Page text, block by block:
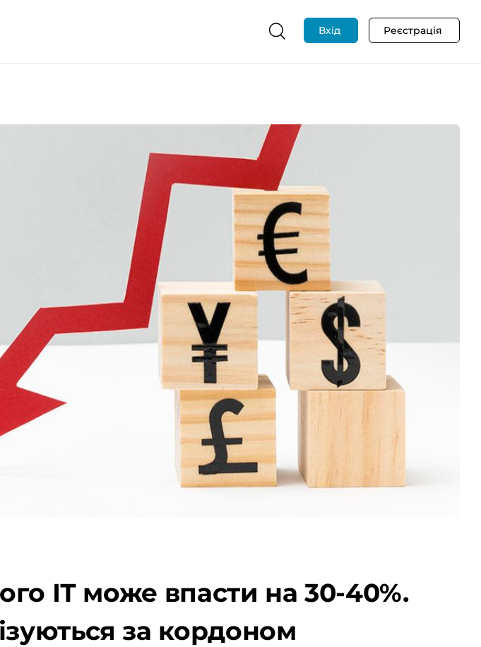
Вхід Реєстрація
ІТ може впасти на 30-40%.
за кордоном